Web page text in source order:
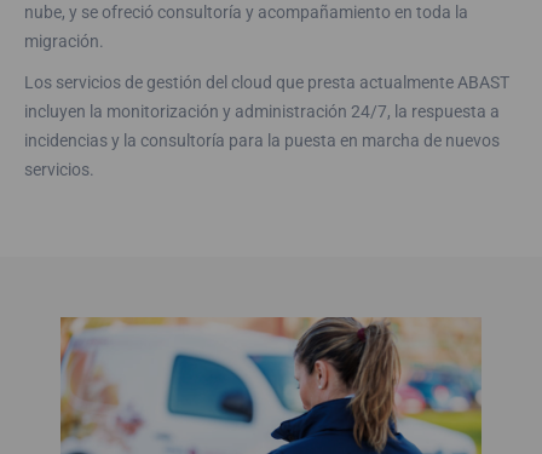
nube, y se ofreció consultoría y acompañamiento en toda la
migración.
Los servicios de gestión del cloud que presta actualmente ABAST
incluyen la monitorización y administración 24/7, la respuesta a
incidencias y la consultoría para la puesta en marcha de nuevos
servicios.